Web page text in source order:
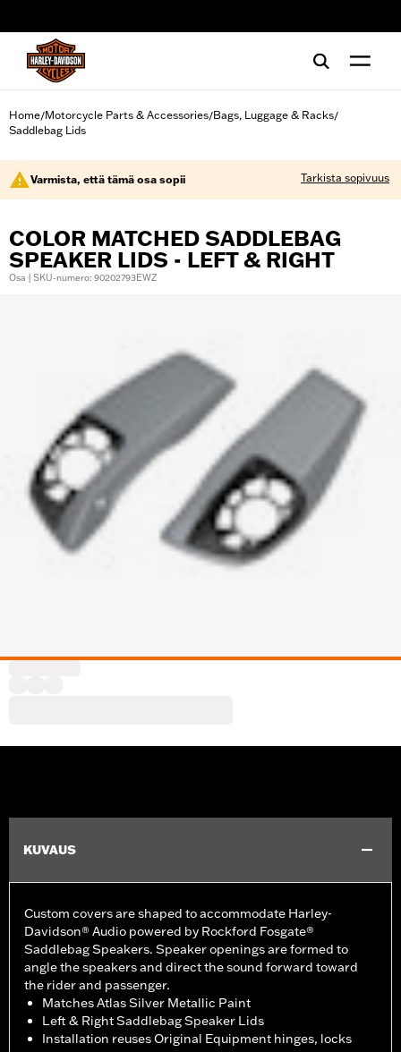
Home/Motorcycle Parts & Accessories/Bags, Luggage & Racks/
Saddlebag Lids
Varmista, että tämä osa sopii Tarkista sopivuus
COLOR MATCHED SADDLEBAG
SPEAKER LIDS - LEFT & RIGHT
Osa | SKU-numero: 90202793EWZ
KUVAUS
Custom covers are shaped to accommodate Harley-
Davidson® Audio powered by Rockford Fosgate®
Saddlebag Speakers. Speaker openings are formed to
angle the speakers and direct the sound forward toward
the rider and passenger.
Matches Atlas Silver Metallic Paint
Left & Right Saddlebag Speaker Lids
Installation reuses Original Equipment hinges, locks